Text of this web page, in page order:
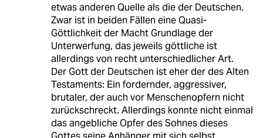
etwas anderen Quelle als die der Deutschen.
Zwar ist in beiden Fällen eine Quasi-
Göttlichkeit der Macht Grundlage der
Unterwerfung, das jeweils göttliche ist
allerdings von recht unterschiedlicher Art.
Der Gott der Deutschen ist eher der des Alten
Testaments: Ein fordernder, aggressiver,
brutaler, der auch vor Menschenopfern nicht
zurückschreckt. Allerdings konnte nicht einmal
das angebliche Opfer des Sohnes dieses